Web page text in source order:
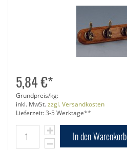
5,84 €*
Grundpreis/kg:
inkl. MwSt.zzgl. Versandkosten
Lieferzeit: 3-5 Werktage**
In den Warenkorb